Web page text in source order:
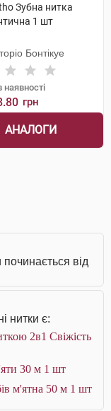
Зубна нитка
1 шт
Бонтікуе
грн
АНАЛОГИ
починається від
нитки є:
2в1 Свіжість
30 м 1 шт
м'ятна 50 м 1 шт